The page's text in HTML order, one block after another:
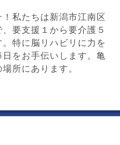
私たちは新潟市江南区
要支援１から要介護５
特に脳リハビリに力を
をお手伝いします。亀
所にあります。